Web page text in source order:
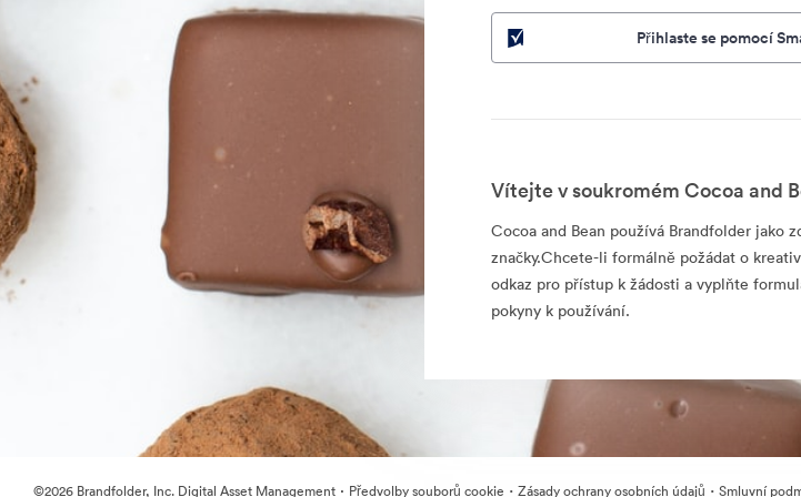
Přihlaste se pomocí
Vítejte v soukromém Cocoa and
Cocoa and Bean používá Brandfolder jako
značky.Chcete-li formálně požádat o
odkaz pro přístup k žádosti a vyplňte
pokyny k používání.
©2026 Brandfolder, Inc. Digital Asset Management · Předvolby souborů cookie · Zásady ochrany osobních údajů · Smluvní